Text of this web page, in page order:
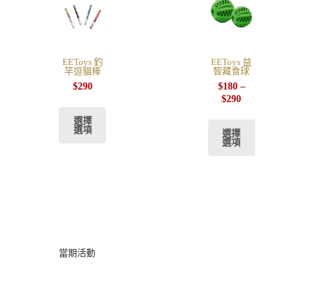
EEToys 釣
竿逗貓棒
$290
選擇
選項
EEToys 益
智藏食球
$180–
$290
選擇
選項
當期活動